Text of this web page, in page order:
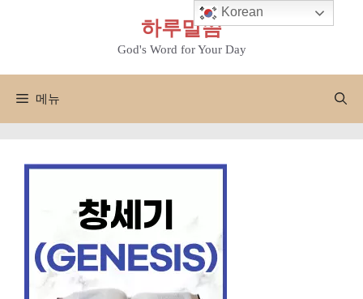
하루말씀
God's Word for Your Day
메뉴
Korean